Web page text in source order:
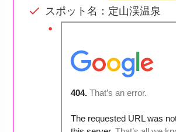
スポット名：定山渓温泉